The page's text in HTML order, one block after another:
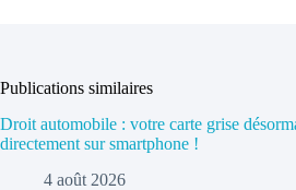
Publications similaires
Droit automobile : votre carte grise
directement sur smartphone !
4 août 2026